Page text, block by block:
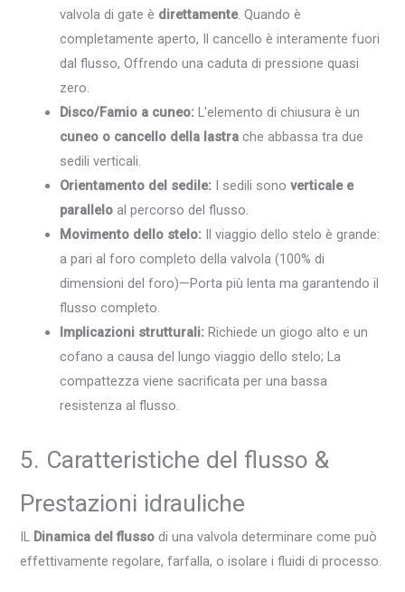
valvola di gate è direttamente. Quando è
completamente aperto, Il cancello è interamente fuori
dal flusso, Offrendo una caduta di pressione quasi
zero.
Disco/Famio a cuneo: L'elemento di chiusura è un
cuneo o cancello della lastra che abbassa tra due
sedili verticali.
Orientamento del sedile: I sedili sonoverticale e
parallelo al percorso del flusso.
Movimento dello stelo: Il viaggio dello stelo è grande:
a pari al foro completo della valvola (100% di
dimensioni del foro)—Porta più lenta ma garantendo il
flusso completo.
Implicazioni strutturali: Richiede un giogo alto e un
cofano a causa del lungo viaggio dello stelo; La
compattezza viene sacrificata per una bassa
resistenza al flusso.
5. Caratteristiche del flusso &
Prestazioni idrauliche
IL Dinamica del flusso di una valvola determinare come può
effettivamente regolare, farfalla, o isolare i fluidi di processo.